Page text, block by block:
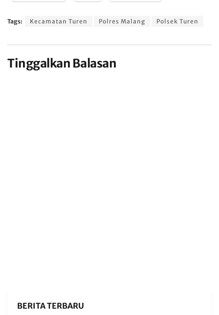
Tags: Kecamatan Turen Polres Malang Polsek Turen
Tinggalkan Balasan
BERITA TERBARU